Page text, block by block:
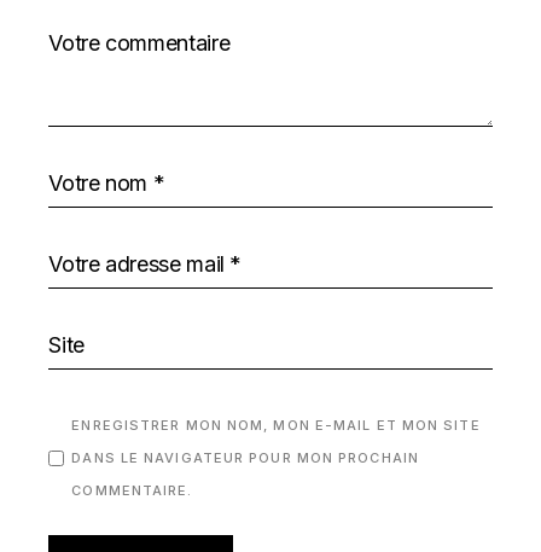
ENREGISTRER MON NOM, MON E-MAIL ET MON SITE
DANS LE NAVIGATEUR POUR MON PROCHAIN
COMMENTAIRE.